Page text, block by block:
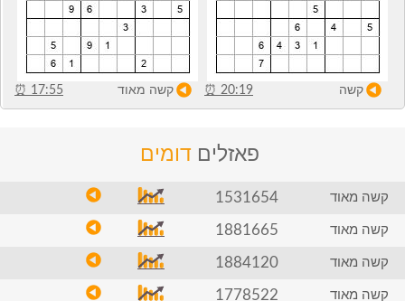
קשה 20:19
⏰ קשה מאוד 17:55
⏰
פאזלים דומים
קשה מאוד 1531654
קשה מאוד 1881665
קשה מאוד 1884120
קשה מאוד 1778522